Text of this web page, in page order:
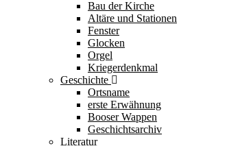
Bau der Kirche
Altäre und Stationen
Fenster
Glocken
Orgel
Kriegerdenkmal
Geschichte
Ortsname
erste Erwähnung
Booser Wappen
Geschichtsarchiv
Literatur